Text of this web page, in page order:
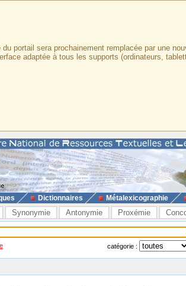
portail sera prochainement remplacée par une
adaptée à tous les supports (ordinateurs,
Dictionnaires Métalexicographie
Synonymie Antonymie Proxémie
catégorie :